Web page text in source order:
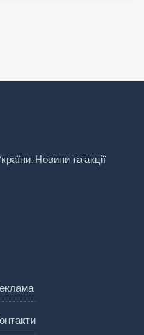
Новини та акції